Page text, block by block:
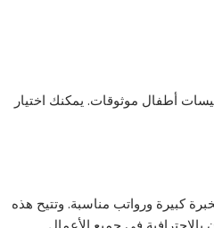
أطفال موثوقات. يمكنك اختيار
كبيرة ورواتب مناسبة. وتتيح هذه
في جميع الأعمال